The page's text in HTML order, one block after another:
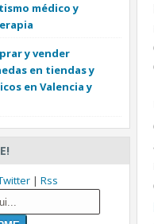
médico y
y vender
en tiendas y
en Valencia y
| Rss